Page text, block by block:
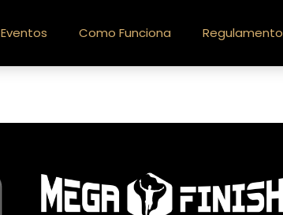
Eventos Como Funciona Regulamento